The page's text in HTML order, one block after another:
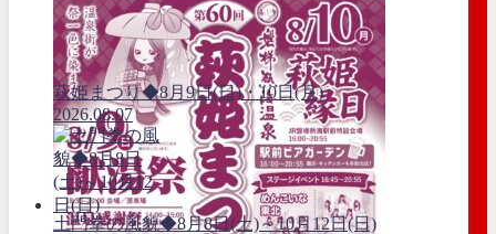
萩姫まつり◆8月9日(日)・10日(月)
2026.08.07
土門拳の風貌◆8月8日(土)～10月12日(日)